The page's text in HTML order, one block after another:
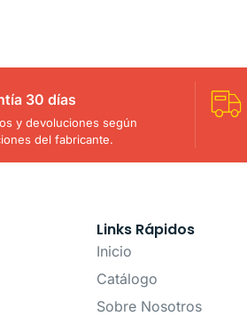
30 días
y devoluciones según
del fabricante.
Links Rápidos
Inicio
Catálogo
Sobre Nosotros